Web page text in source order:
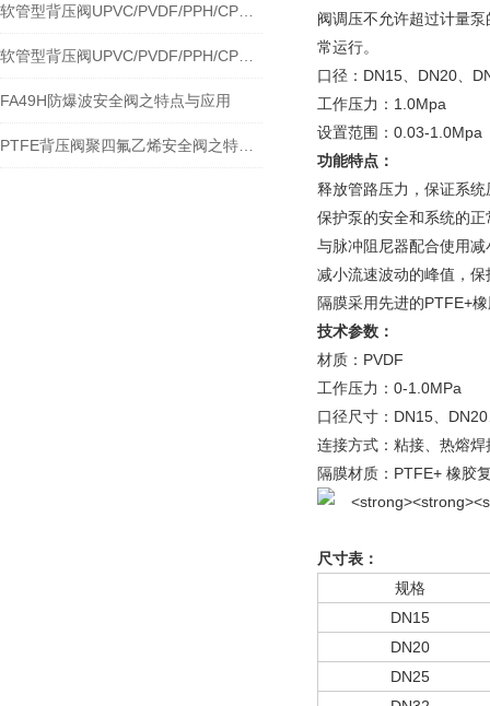
FA49H防爆波安全阀之特点与应用
阀调压不允许超过计量
常运行。
口径：DN15、DN20、
工作压力：1.0Mpa
设置范围：0.03-1.0Mpa
功能特点：
释放管路压力，保证系统
保护泵的安全和系统的正
与脉冲阻尼器配合使用
减小流速波动的峰值，
隔膜采用先进的PTFE+
技术参数：
材质：PVDF
工作压力：0-1.0MPa
口径尺寸：DN15、
连接方式：粘接、热熔
隔膜材质：PTFE+ 橡胶
尺寸表：
规格
DN15
DN20
DN25